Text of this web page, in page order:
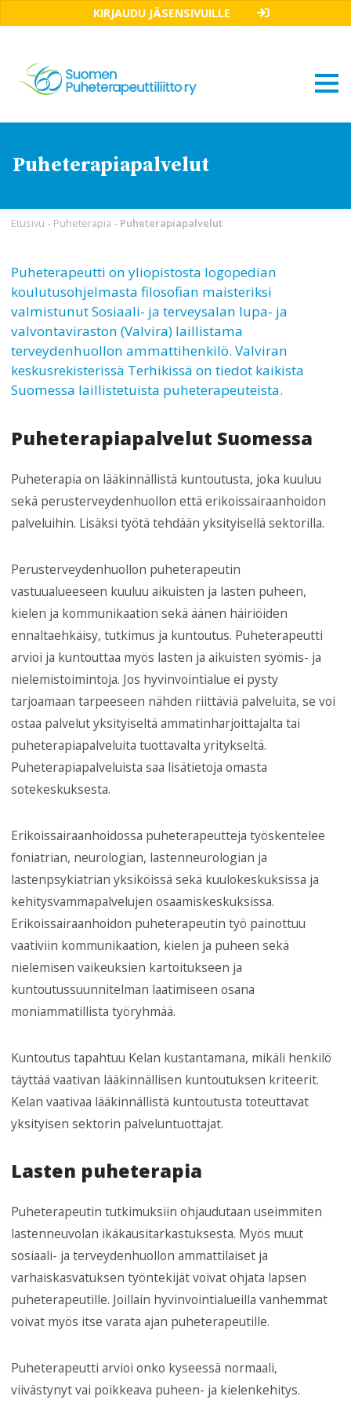
KIRJAUDU JÄSENSIVUILLE
Puheterapiapalvelut
Etusivu - Puheterapia - Puheterapiapalvelut
Puheterapeutti on yliopistosta logopedian
koulutusohjelmasta filosofian maisteriksi
valmistunut Sosiaali- ja terveysalan lupa- ja
valvontaviraston (Valvira) laillistama
terveydenhuollon ammattihenkilö. Valviran
keskusrekisterissä Terhikissä on tiedot kaikista
Suomessa laillistetuista puheterapeuteista.
Puheterapiapalvelut Suomessa
Puheterapia on lääkinnällistä kuntoutusta, joka kuuluu
sekä perusterveydenhuollon että erikoissairaanhoidon
palveluihin. Lisäksi työtä tehdään yksityisellä sektorilla.
Perusterveydenhuollon puheterapeutin
vastuualueeseen kuuluu aikuisten ja lasten puheen,
kielen ja kommunikaation sekä äänen häiriöiden
ennaltaehkäisy, tutkimus ja kuntoutus. Puheterapeutti
arvioi ja kuntouttaa myös lasten ja aikuisten syömis- ja
nielemistoimintoja. Jos hyvinvointialue ei pysty
tarjoamaan tarpeeseen nähden riittäviä palveluita, se voi
ostaa palvelut yksityiseltä ammatinharjoittajalta tai
puheterapiapalveluita tuottavalta yritykseltä.
Puheterapiapalveluista saa lisätietoja omasta
sotekeskuksesta.
Erikoissairaanhoidossa puheterapeutteja työskentelee
foniatrian, neurologian, lastenneurologian ja
lastenpsykiatrian yksiköissä sekä kuulokeskuksissa ja
kehitysvammapalvelujen osaamiskeskuksissa.
Erikoissairaanhoidon puheterapeutin työ painottuu
vaativiin kommunikaation, kielen ja puheen sekä
nielemisen vaikeuksien kartoitukseen ja
kuntoutussuunnitelman laatimiseen osana
moniammatillista työryhmää.
Kuntoutus tapahtuu Kelan kustantamana, mikäli henkilö
täyttää vaativan lääkinnällisen kuntoutuksen kriteerit.
Kelan vaativaa lääkinnällistä kuntoutusta toteuttavat
yksityisen sektorin palveluntuottajat.
Lasten puheterapia
Puheterapeutin tutkimuksiin ohjaudutaan useimmiten
lastenneuvolan ikäkausitarkastuksesta. Myös muut
sosiaali- ja terveydenhuollon ammattilaiset ja
varhaiskasvatuksen työntekijät voivat ohjata lapsen
puheterapeutille. Joillain hyvinvointialueilla vanhemmat
voivat myös itse varata ajan puheterapeutille.
Puheterapeutti arvioi onko kyseessä normaali,
viivästynyt vai poikkeava puheen- ja kielenkehitys.